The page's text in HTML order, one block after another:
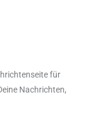
für
Nachrichten,